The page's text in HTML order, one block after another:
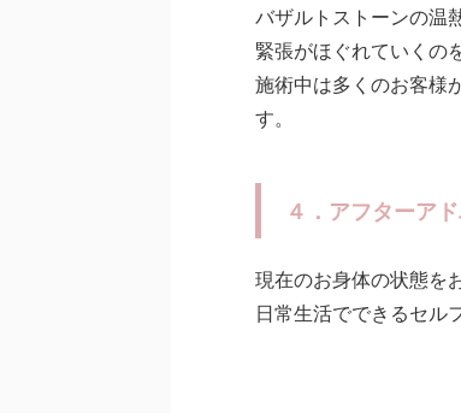
バザルトストーンの温
緊張がほぐれていくの
施術中は多くのお客様
す。
４．アフターア
現在のお身体の状態を
日常生活でできるセル